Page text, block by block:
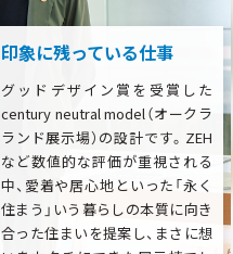
印象に残っている仕事
グッドデザイン賞を受賞した
century neutral model（オークラ
ランド展示場）の設計です。ZEH
など数値的な評価が重視される
中、愛着や居心地といった「永く
住まう」いう暮らしの本質に向き
合った住まいを提案し、まさに想